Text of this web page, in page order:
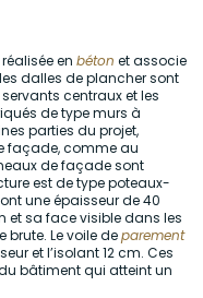
en béton et associe
dalles de plancher sont
centraux et les
de type murs à
parties du projet,
façade, comme au
de façade sont
est de type poteaux-
une épaisseur de 40
et sa face visible dans les
Le voile deparement
et l’isolant 12 cm. Ces
bâtiment qui atteint un